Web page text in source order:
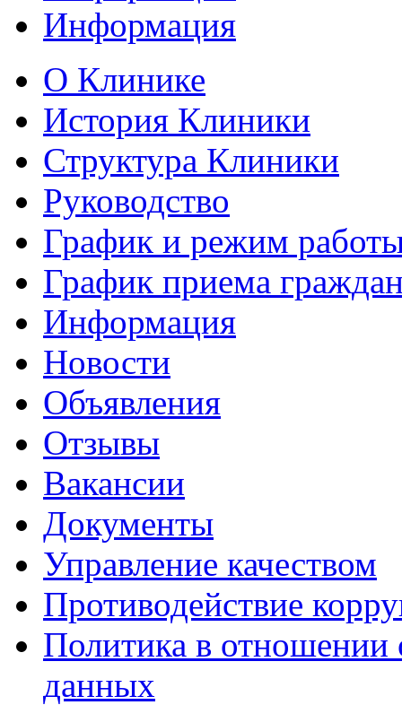
Информация
О Клинике
История Клиники
Структура Клиники
Руководство
График и режим
График приема
Информация
Новости
Объявления
Отзывы
Вакансии
Документы
Управление качеством
Противодействие
Политика в отношении
данных